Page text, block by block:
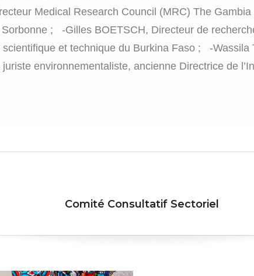
Medical Research Council (MRC) The
; -Gilles BOETSCH, Directeur de
et technique du Burkina Faso ; -
environnementaliste, ancienne Directrice de
Comité Consultatif Sectoriel